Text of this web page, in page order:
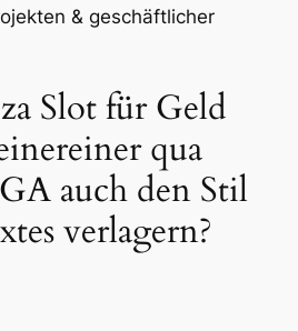
& geschäftlicher
Slot für Geld
qua
auch den Stil
verlagern?